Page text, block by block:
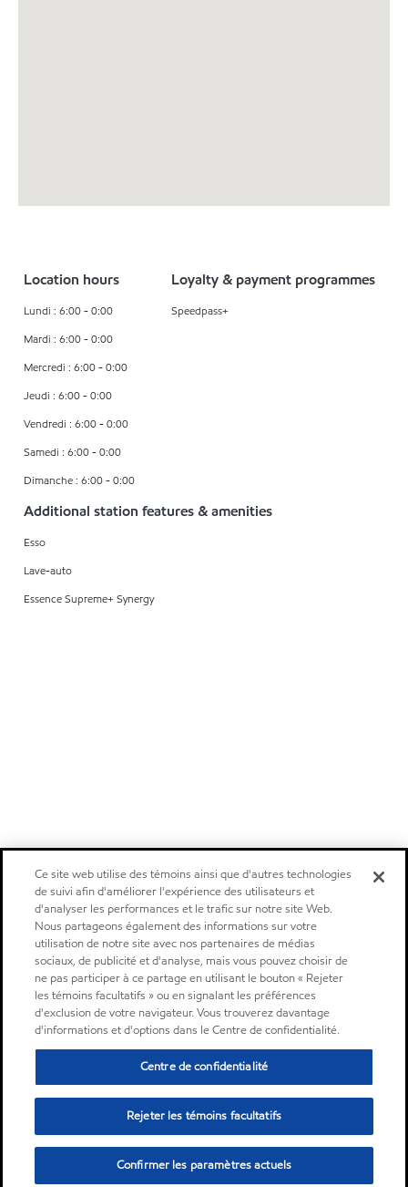
Location hours
Lundi : 6:00 - 0:00
Mardi : 6:00 - 0:00
Mercredi : 6:00 - 0:00
Jeudi : 6:00 - 0:00
Vendredi : 6:00 - 0:00
Samedi : 6:00 - 0:00
Dimanche : 6:00 - 0:00
Loyalty & payment programmes
Speedpass+
Additional station features & amenities
Esso
Lave-auto
Essence Supreme+ Synergy
Ce site web utilise des témoins ainsi que d'autres technologies
de suivi afin d'améliorer l'expérience des utilisateurs et
d'analyser les performances et le trafic sur notre site Web.
Nous partageons également des informations sur votre
utilisation de notre site avec nos partenaires de médias
sociaux, de publicité et d'analyse, mais vous pouvez choisir de
ne pas participer à ce partage en utilisant le bouton « Rejeter
les témoins facultatifs » ou en signalant les préférences
d'exclusion de votre navigateur. Vous trouverez davantage
d'informations et d'options dans le Centre de confidentialité.
Centre de confidentialité
Rejeter les témoins facultatifs
Confirmer les paramètres actuels